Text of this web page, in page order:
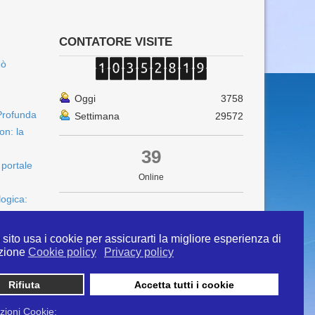
sito usa i cookie per assicurarti la migliore esperienza di
Cookie policy Privacy policy
Rifiuta Accetta tutti i cookie
Cookie:
la
CONTATORE VISITE
Oggi
3758
Settimana
29572
39
Online
info@ipertermiaitalia.it tel. 331/9584817 . Il
diramato nel rispetto delle Linee Guida contenute